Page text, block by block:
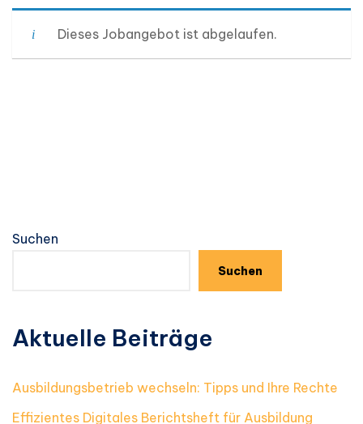
Dieses Jobangebot ist abgelaufen.
Suchen
Suchen
Aktuelle Beiträge
Ausbildungsbetrieb wechseln: Tipps und Ihre Rechte
Effizientes Digitales Berichtsheft für Ausbildung